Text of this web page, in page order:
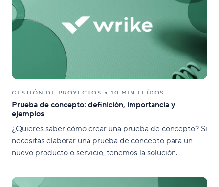
GESTIÓN DE PROYECTOS 10 MIN LEÍDOS
Prueba de concepto: definición, importancia y
ejemplos
¿Quieres saber cómo crear una prueba de concepto? Si
necesitas elaborar una prueba de concepto para un
nuevo producto o servicio, tenemos la solución.